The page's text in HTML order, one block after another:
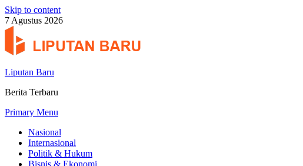
Skip to content
7 Agustus 2026
Liputan Baru
Berita Terbaru
Primary Menu
Nasional
Internasional
Politik & Hukum
Bisnis & Ekonomi